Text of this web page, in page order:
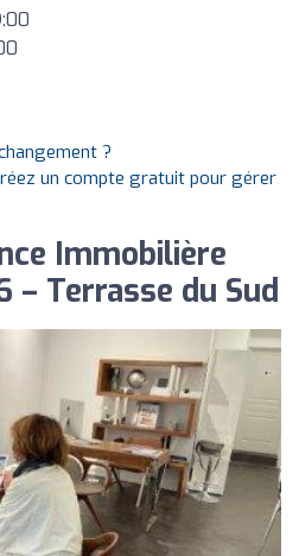
?
un compte gratuit pour gérer
Immobilière
– Terrasse du Sud